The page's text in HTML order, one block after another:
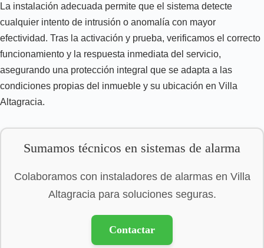
La instalación adecuada permite que el sistema detecte
cualquier intento de intrusión o anomalía con mayor
efectividad. Tras la activación y prueba, verificamos el correcto
funcionamiento y la respuesta inmediata del servicio,
asegurando una protección integral que se adapta a las
condiciones propias del inmueble y su ubicación en Villa
Altagracia.
Sumamos técnicos en sistemas de alarma
Colaboramos con instaladores de alarmas en Villa
Altagracia para soluciones seguras.
Contactar